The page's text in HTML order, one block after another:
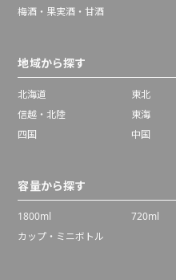
梅酒・果実酒・甘酒
地域から探す
北海道 東北
信越・北陸
東海
四国
中国
容量から探す
1800ml 720ml
カップ・ミニボトル